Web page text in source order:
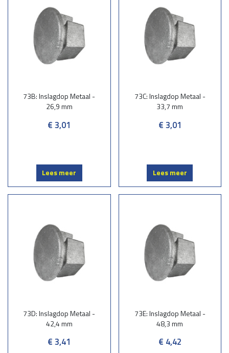
73B: Inslagdop Metaal -
26,9 mm
€ 3,01
Lees meer
73C: Inslagdop Metaal -
33,7 mm
€ 3,01
Lees meer
73D: Inslagdop Metaal -
42,4 mm
€ 3,41
73E: Inslagdop Metaal -
48,3 mm
€ 4,42